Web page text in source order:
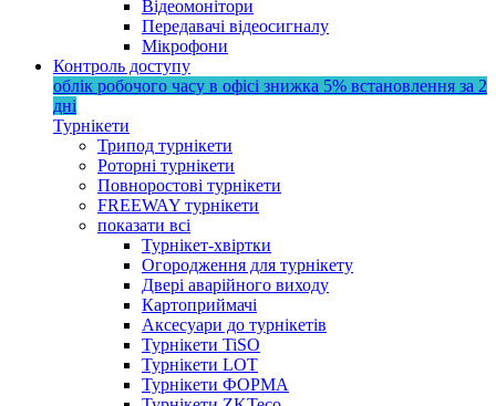
Відеомонітори
Передавачі відеосигналу
Мікрофони
Контроль доступу
облік робочого часу в офісі знижка 5% встановлення за 2
дні
Турнікети
Трипод турнікети
Роторні турнікети
Повноростові турнікети
FREEWAY турнікети
показати всі
Турнікет-хвіртки
Огородження для турнікету
Двері аварійного виходу
Картоприймачі
Аксесуари до турнікетів
Турнікети TiSO
Турнікети LOT
Турнікети ФОРМА